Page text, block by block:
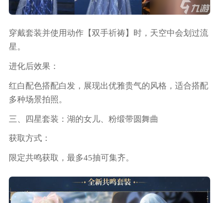
穿戴套装并使用动作【双手祈祷】时，天空中会划过流
星。
进化后效果：
红白配色搭配白发，展现出优雅贵气的风格，适合搭配
多种场景拍照。
三、四星套装：湖的女儿、粉缎带圆舞曲
获取方式：
限定共鸣获取，最多45抽可集齐。